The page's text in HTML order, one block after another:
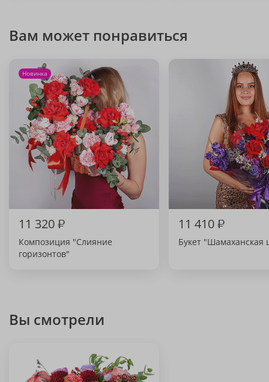
Вам может понравиться
Новинка
11 320₽
Композиция "Слияние
горизонтов"
11 410₽
Букет "Шамаханская
Вы смотрели